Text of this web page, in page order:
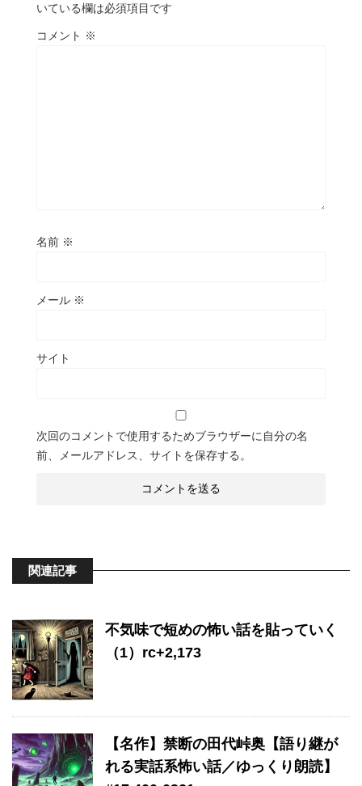
いている欄は必須項目です
コメント ※
名前 ※
メール ※
サイト
次回のコメントで使用するためブラウザーに自分の名
前、メールアドレス、サイトを保存する。
関連記事
不気味で短めの怖い話を貼っていく
（1）rc+2,173
【名作】禁断の田代峠奥【語り継が
れる実話系怖い話／ゆっくり朗読】